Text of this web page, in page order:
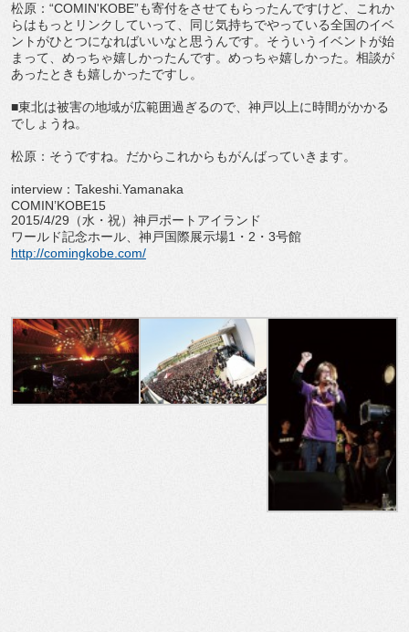
松原：“COMIN'KOBE”も寄付をさせてもらったんですけど、これか
らはもっとリンクしていって、同じ気持ちでやっている全国のイベ
ントがひとつになればいいなと思うんです。そういうイベントが始
まって、めっちゃ嬉しかったんです。めっちゃ嬉しかった。相談が
あったときも嬉しかったですし。
■東北は被害の地域が広範囲過ぎるので、神戸以上に時間がかかる
でしょうね。
松原：そうですね。だからこれからもがんばっていきます。
interview：Takeshi.Yamanaka
COMIN’KOBE15
2015/4/29（水・祝）神戸ポートアイランド
ワールド記念ホール、神戸国際展示場1・2・3号館
http://comingkobe.com/